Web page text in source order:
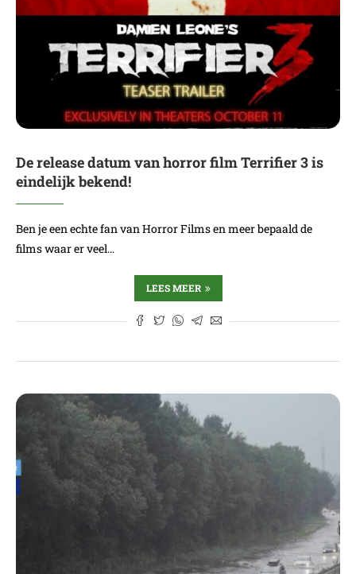
De release datum van horror film Terrifier 3 is
eindelijk bekend!
Ben je een echte fan van Horror Films en meer bepaald de
films waar er veel…
LEES MEER